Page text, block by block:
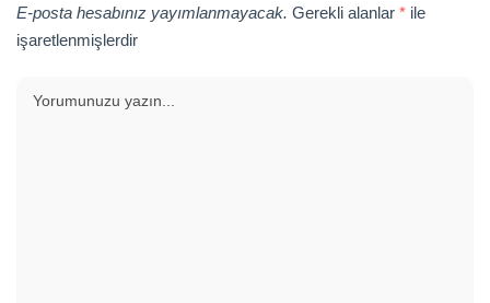
E-posta hesabınız yayımlanmayacak. Gerekli alanlar * ile
işaretlenmişlerdir